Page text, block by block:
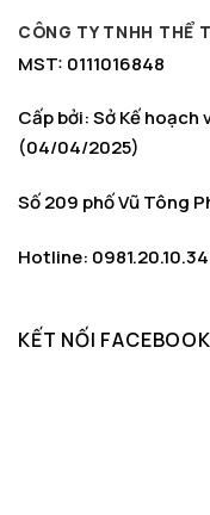
CÔNG TY TNHH THỂ
MST: 0111016848
Cấp bởi: Sở Kế hoạch
(04/04/2025)
Số 209 phố Vũ Tông
Hotline: 0981.20.10.34
KẾT NỐI FACEBOOK